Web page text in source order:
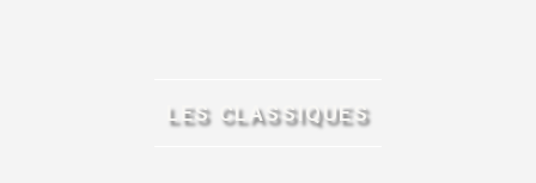
LES CLASSIQUES